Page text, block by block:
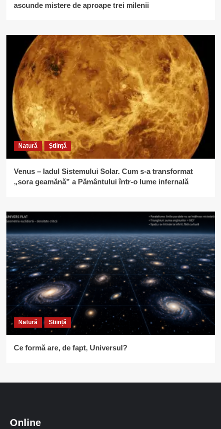
ascunde mistere de aproape trei milenii
Natură Știință
Venus – Iadul Sistemului Solar. Cum s-a transformat
„sora geamănă” a Pământului într-o lume infernală
Natură Știință
Ce formă are, de fapt, Universul?
Online